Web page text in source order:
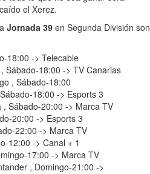
el Xerez.
Jornada 39 en Segunda División son
18:00 -> Telecable
Sábado-18:00 -> TV Canarias
, Sábado-18:00
18:00 -> Esports 3
Sábado-20:00 -> Marca TV
20:00 -> Esports 3
22:00 -> Marca TV
12:00 -> Canal + 1
17:00 -> Marca TV
, Domingo-21:00 ->